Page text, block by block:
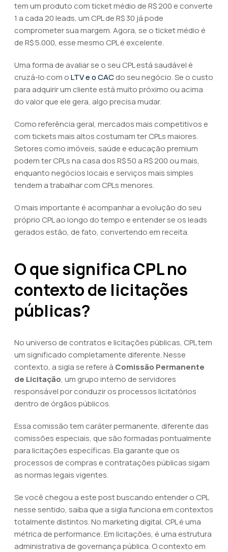
tem um produto com ticket médio de R$ 200 e converte
1 a cada 20 leads, um CPL de R$ 30 já pode
comprometer sua margem. Agora, se o ticket médio é
de R$ 5.000, esse mesmo CPL é excelente.
Uma forma de avaliar se o seu CPL está saudável é
cruzá-lo com oLTV e o CACdo seu negócio. Se o custo
para adquirir um cliente está muito próximo ou acima
do valor que ele gera, algo precisa mudar.
Como referência geral, mercados mais competitivos e
com tickets mais altos costumam ter CPLs maiores.
Setores como imóveis, saúde e educação premium
podem ter CPLs na casa dos R$ 50 a R$ 200 ou mais,
enquanto negócios locais e serviços mais simples
tendem a trabalhar com CPLs menores.
O mais importante é acompanhar a evolução do seu
próprio CPL ao longo do tempo e entender se os leads
gerados estão, de fato, convertendo em receita.
O que significa CPL no
contexto de licitações
públicas?
No universo de contratos e licitações públicas, CPL tem
um significado completamente diferente. Nesse
contexto, a sigla se refere à Comissão Permanente
de Licitação, um grupo interno de servidores
responsável por conduzir os processos licitatórios
dentro de órgãos públicos.
Essa comissão tem caráter permanente, diferente das
comissões especiais, que são formadas pontualmente
para licitações específicas. Ela garante que os
processos de compras e contratações públicas sigam
as normas legais vigentes.
Se você chegou a este post buscando entender o CPL
nesse sentido, saiba que a sigla funciona em contextos
totalmente distintos. No marketing digital, CPL é uma
métrica de performance. Em licitações, é uma estrutura
administrativa de governança pública. O contexto em